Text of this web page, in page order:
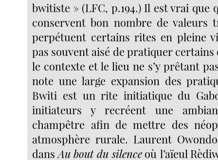
bwitiste » (LFC, p.194.) Il est vrai que
conservent bon nombre de valeurs
perpétuent certains rites en pleine
pas souvent aisé de pratiquer
le contexte et le lieu ne s’y prêtant
note une large expansion des
Bwiti est un rite initiatique du
initiateurs y recréent une
champêtre afin de mettre des
atmosphère rurale. Laurent
dansAu bout du silenceoù l’aïeul